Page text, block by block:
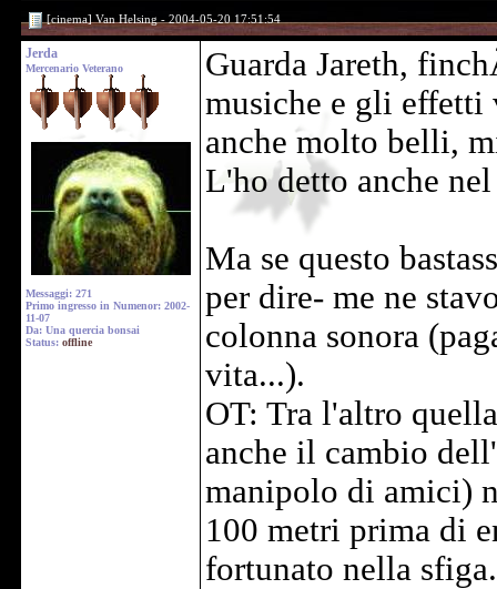
[cinema] Van Helsing - 2004-05-20 17:51:54
Jerda
Mercenario Veterano
Messaggi: 271
Primo ingresso in Numenor: 2002-
11-07
Da: Una quercia bonsai
Status: offline
Guarda Jareth,
musiche e gli
anche molto belli,
L'ho detto anche
Ma se questo
per dire- me ne
colonna sonora
vita...).
OT: Tra l'altro
anche il cambio
manipolo di amici)
100 metri prima di
fortunato nella sfiga.